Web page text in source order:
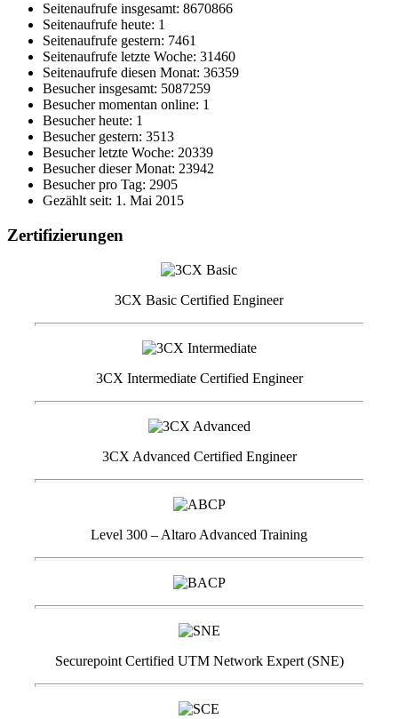
Seitenaufrufe insgesamt: 8670866
Seitenaufrufe heute: 1
Seitenaufrufe gestern: 7461
Seitenaufrufe letzte Woche: 31460
Seitenaufrufe diesen Monat: 36359
Besucher insgesamt: 5087259
Besucher momentan online: 1
Besucher heute: 1
Besucher gestern: 3513
Besucher letzte Woche: 20339
Besucher dieser Monat: 23942
Besucher pro Tag: 2905
Gezählt seit: 1. Mai 2015
Zertifizierungen
3CX Basic Certified Engineer
3CX Intermediate Certified Engineer
3CX Advanced Certified Engineer
Level 300 – Altaro Advanced Training
Securepoint Certified UTM Network Expert (SNE)